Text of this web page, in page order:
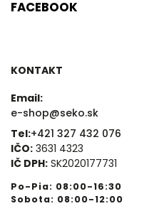
FACEBOOK
KONTAKT
Email:
e-shop@seko.sk
Tel:+421 327 432 076
IČO: 3631 4323
IČ DPH: SK2020177731
Po-Pia: 08:00-16:30
Sobota: 08:00-12:00